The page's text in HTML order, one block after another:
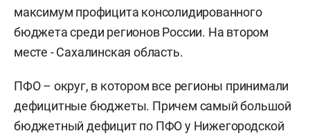
максимум профицита консолидированного
бюджета среди регионов России. На втором
месте - Сахалинская область.
ПФО – округ, в котором все регионы принимали
дефицитные бюджеты. Причем самый большой
бюджетный дефицит по ПФО у Нижегородской